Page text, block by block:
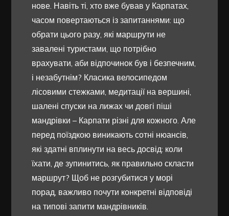
нове. Навіть ті, хто вже бував у Карпатах,
часом повертаються із запитаннями: що
обрати цього разу, які маршрути не
завалені туристами, що потрібно
врахувати, аби відпочинок був і безпечним,
і незабутнім? Класика велосипедом
лісовими стежками, медитації на вершині,
шалені спуски на лижах чи довгі піші
мандрівки – Карпати різні для кожного. Але
перед поїздкою виникають сотні нюансів,
які здатні вплинути на весь досвід: коли
їхати, де зупинитись, як правильно скласти
маршрут? Щоб не розгубитися у морі
порад, важливо почути конкретні відповіді
на типові запити мандрівників.